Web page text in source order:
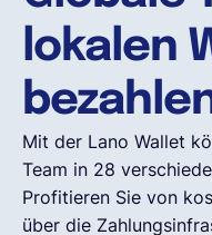
Ressourcen
Unternehmen
lokalen
Mit der Lano Wallet
Team in 28
Profitieren Sie von
über die